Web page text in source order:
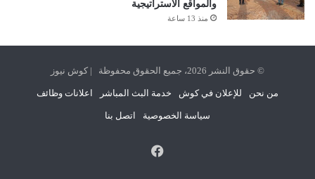
والمواقع الاستراتيجية
منذ 13 ساعة
© حقوق النشر 2026، جميع الحقوق محفوظة | كوش نيوز
من نحن للإعلان في كوش خدمة البث المباشر اعلانات وظائف
سياسة الخصوصية اتصل بنا